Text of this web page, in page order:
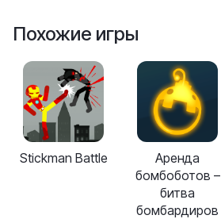
Похожие игры
Stickman Battle
Аренда
бомбоботов –
битва
бомбардиров